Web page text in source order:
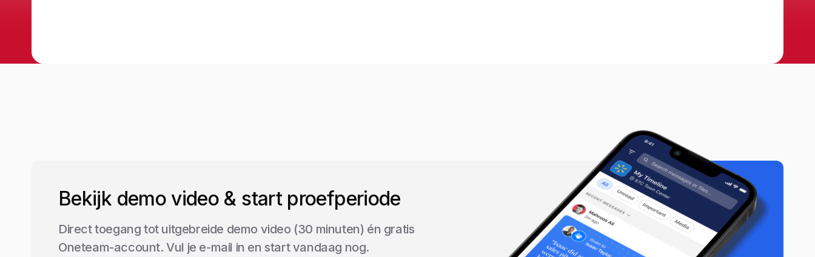
Bekijk demo video & start proefperiode
Direct toegang tot uitgebreide demo video (30 minuten) én gratis
Oneteam-account. Vul je e-mail in en start vandaag nog.